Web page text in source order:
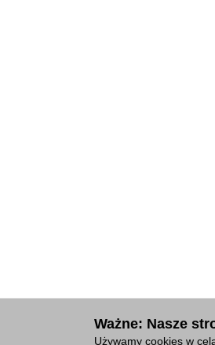
Ważne: Nasze
Używamy cookies w